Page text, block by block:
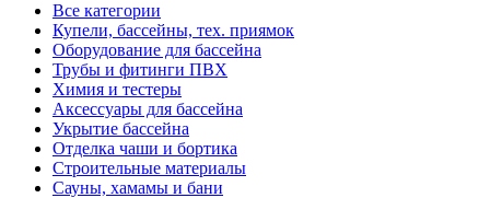
Все категории
Купели, бассейны, тех. приямок
Оборудование для бассейна
Трубы и фитинги ПВХ
Химия и тестеры
Аксессуары для бассейна
Укрытие бассейна
Отделка чаши и бортика
Строительные материалы
Сауны, хамамы и бани